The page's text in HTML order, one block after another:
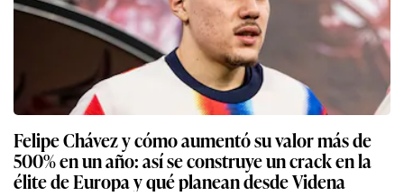
Felipe Chávez y cómo aumentó su valor más de
500% en un año: así se construye un crack en la
élite de Europa y qué planean desde Videna